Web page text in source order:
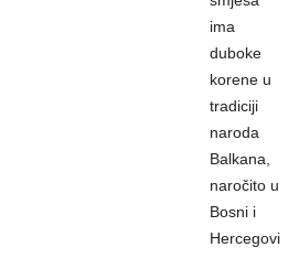
ima
duboke
korene u
tradiciji
naroda
Balkana,
naročito u
Bosni i
Hercegovi